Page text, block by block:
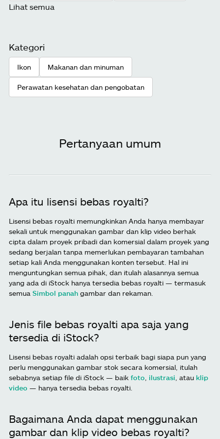
Lihat semua
Kategori
Ikon Makanan dan minuman
Perawatan kesehatan dan pengobatan
Pertanyaan umum
Apa itu lisensi bebas royalti?
Lisensi bebas royalti memungkinkan Anda hanya membayar
sekali untuk menggunakan gambar dan klip video berhak
cipta dalam proyek pribadi dan komersial dalam proyek yang
sedang berjalan tanpa memerlukan pembayaran tambahan
setiap kali Anda menggunakan konten tersebut. Hal ini
menguntungkan semua pihak, dan itulah alasannya semua
yang ada di iStock hanya tersedia bebas royalti — termasuk
semua Simbol panah gambar dan rekaman.
Jenis file bebas royalti apa saja yang
tersedia di iStock?
Lisensi bebas royalti adalah opsi terbaik bagi siapa pun yang
perlu menggunakan gambar stok secara komersial, itulah
sebabnya setiap file di iStock — baik foto ilustrasi , atau klip
video — hanya tersedia bebas royalti.
Bagaimana Anda dapat menggunakan
gambar dan klip video bebas royalti?